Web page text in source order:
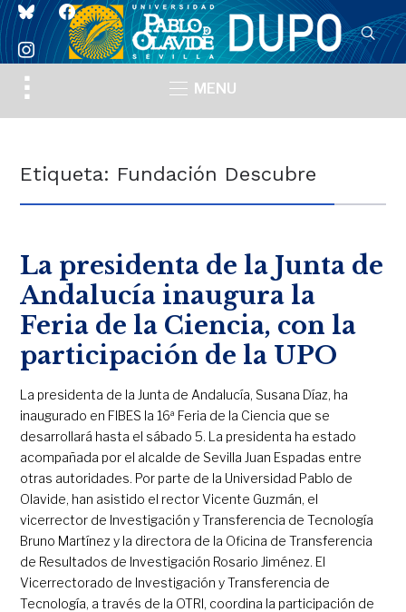
blueskyfacebook
instagram
Toggle
sidebar
MENU
Etiqueta: Fundación Descubre
La presidenta de la Junta de
Andalucía inaugura la
Feria de la Ciencia, con la
participación de la UPO
La presidenta de la Junta de Andalucía, Susana Díaz, ha
inaugurado en FIBES la 16ª Feria de la Ciencia que se
desarrollará hasta el sábado 5. La presidenta ha estado
acompañada por el alcalde de Sevilla Juan Espadas entre
otras autoridades. Por parte de la Universidad Pablo de
Olavide, han asistido el rector Vicente Guzmán, el
vicerrector de Investigación y Transferencia de Tecnología
Bruno Martínez y la directora de la Oficina de Transferencia
de Resultados de Investigación Rosario Jiménez. El
Vicerrectorado de Investigación y Transferencia de
Tecnología, a través de la OTRI, coordina la participación de